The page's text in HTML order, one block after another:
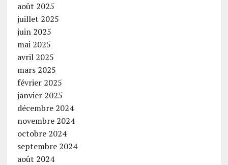
août 2025
juillet 2025
juin 2025
mai 2025
avril 2025
mars 2025
février 2025
janvier 2025
décembre 2024
novembre 2024
octobre 2024
septembre 2024
août 2024